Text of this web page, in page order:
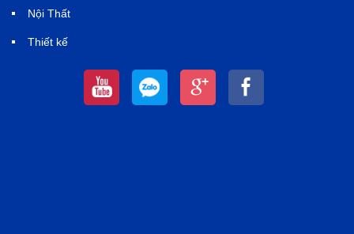
Nội Thất
Thiết kế